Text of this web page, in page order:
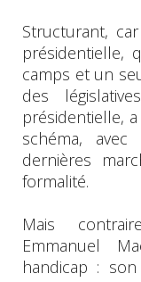
Structurant,
présidentielle,
camps et un
des
présidentielle,
schéma,
dernières
formalité.
Mais
Emmanuel
handicap :